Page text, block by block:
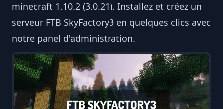
minecraft 1.10.2 (3.0.21). Installez et créez un
serveur FTB SkyFactory3 en quelques clics avec
notre panel d'administration.